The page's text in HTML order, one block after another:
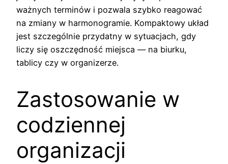
ważnych terminów i pozwala szybko reagować
na zmiany w harmonogramie. Kompaktowy układ
jest szczególnie przydatny w sytuacjach, gdy
liczy się oszczędność miejsca — na biurku,
tablicy czy w organizerze.
Zastosowanie w
codziennej
organizacji